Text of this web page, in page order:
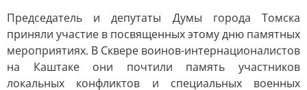
Председатель и депутаты Думы города Томска
приняли участие в посвященных этому дню памятных
мероприятиях. В Сквере воинов-интернационалистов
на Каштаке они почтили память участников
локальных конфликтов и специальных военных